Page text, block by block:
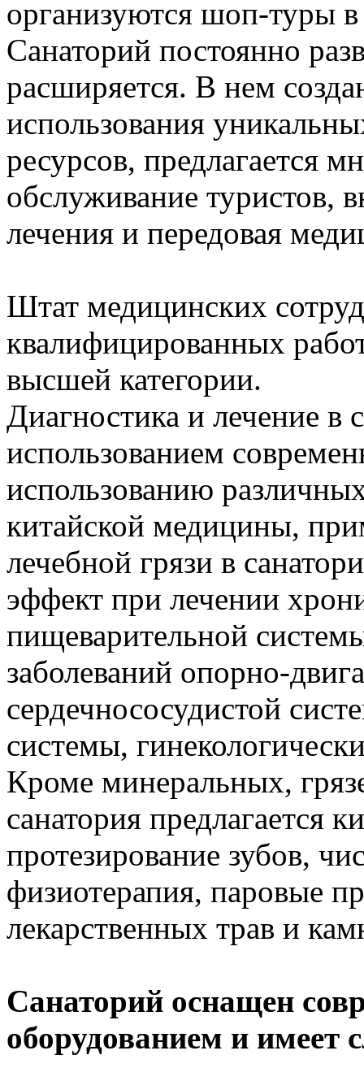
организуются шоп-туры
Санаторий постоянно
расширяется. В нем
использования
ресурсов, предлагается
обслуживание туристов,
лечения и передовая
Штат медицинских
квалифицированных
высшей категории.
Диагностика и лечение в
использованием
использованию
китайской медицины,
лечебной грязи в
эффект при лечении
пищеварительной
заболеваний опорно-
сердечнососудистой
системы,
Кроме минеральных,
санатория предлагается
протезирование зубов,
физиотерапия, паровые
лекарственных трав и
Санаторий оснащен
оборудованием и имеет